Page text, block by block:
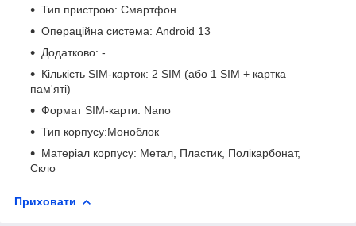
Тип пристрою: Смартфон
Операційна система: Android 13
Додатково: -
Кількість SIM-карток: 2 SIM (або 1 SIM + картка
пам'яті)
Формат SIM-карти: Nano
Тип корпусу:Моноблок
Матеріал корпусу: Метал, Пластик, Полікарбонат,
Скло
Приховати